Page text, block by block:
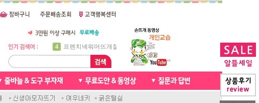
5
비니방울모자 동영상
6
꽈배기목도리
7
천연가죽 핸드메이드라벨
8
신생아모자뜨기
10
손뜨개인형